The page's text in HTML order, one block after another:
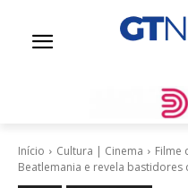
Início Cultura | Cinema
Filme
Beatlemania e revela bastidores